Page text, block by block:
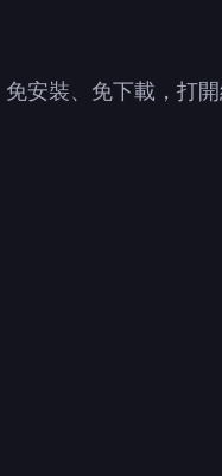
安裝、免下載，打開